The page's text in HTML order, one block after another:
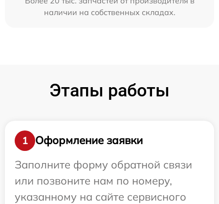
наличии на собственных складах.
Этапы работы
1
Оформление заявки
Заполните форму обратной связи
или позвоните нам по номеру,
указанному на сайте сервисного